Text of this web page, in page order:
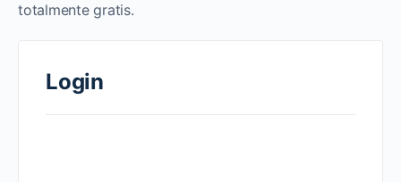
totalmente gratis.
Login